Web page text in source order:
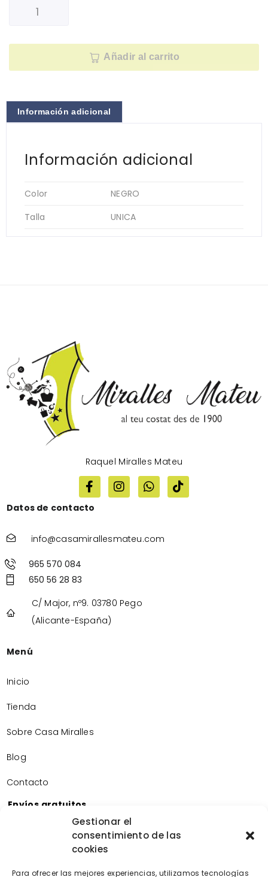
Gestionar el
consentimiento de las
cookies
Para ofrecer las mejores experiencias, utilizamos tecnologías
Añadir al carrito
Información adicional
Información adicional
Color
NEGRO
Talla
UNICA
Raquel Miralles Mateu
Datos de contacto
info@casamirallesmateu.com
965 570 084
650 56 28 83
C/ Major, nº9. 03780 Pego
(Alicante-España)
Menú
Inicio
Tienda
Sobre Casa Miralles
Blog
Contacto
Envíos gratuitos
Envíos gratuitos por la compra de más de 60€.
Devoluciones gratuitas
Devoluciones gratuitas en nuestra tienda física.
Pago seguro